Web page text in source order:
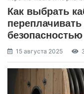
Как выбрать
безопасностью
15 августа 2025